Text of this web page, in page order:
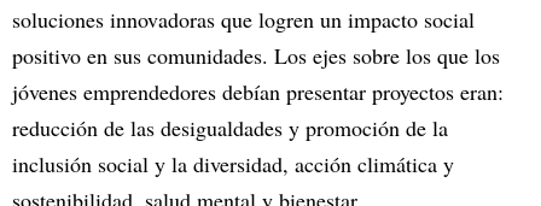
soluciones innovadoras que logren un impacto social
positivo en sus comunidades. Los ejes sobre los que los
jóvenes emprendedores debían presentar proyectos eran:
reducción de las desigualdades y promoción de la
inclusión social y la diversidad, acción climática y
sostenibilidad, salud mental y bienestar.